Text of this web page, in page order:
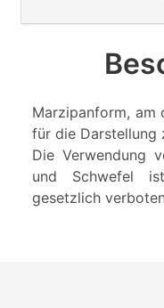
Marzipanform, am
für die Darstellung
Die Verwendung
und Schwefel
gesetzlich